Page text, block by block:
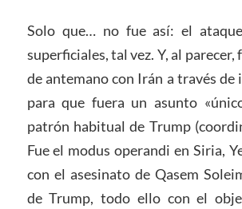
Solo que… no fue así: el
superficiales, tal vez. Y, al
de antemano con Irán a través
para que fuera un asunto
patrón habitual de Trump
Fue el modus operandi en Siria,
con el asesinato de Qasem
de Trump, todo ello con el